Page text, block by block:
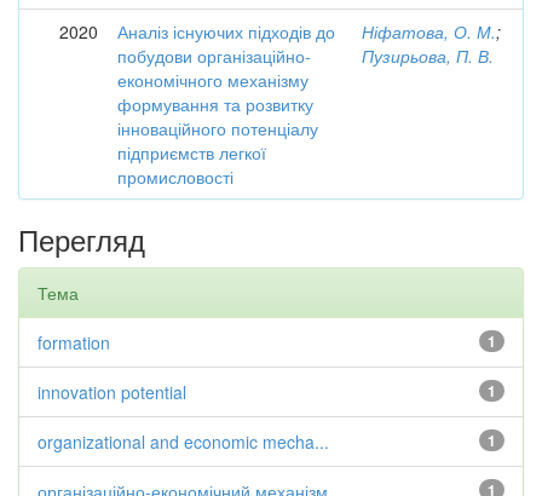
2020
Аналіз існуючих підходів до
побудови організаційно-
економічного механізму
формування та розвитку
інноваційного потенціалу
підприємств легкої
промисловості
Ніфатова, О. М.;
Пузирьова, П. В.
Перегляд
Тема
1
formation
1
innovation potential
1
organizational and economic mecha...
1
організаційно-економічний механізм